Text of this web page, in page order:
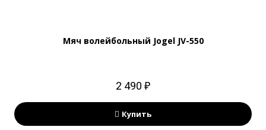
Мяч волейбольный Jogel JV-550
2 490 ₽
Купить